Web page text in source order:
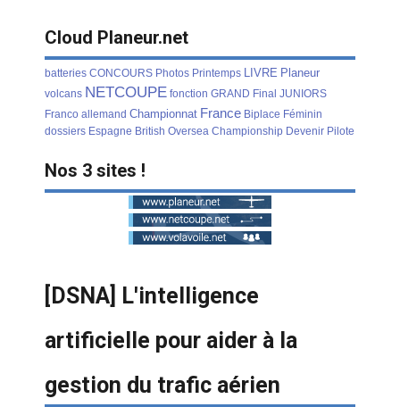
Cloud Planeur.net
batteries CONCOURS Photos Printemps LIVRE Planeur
volcans NETCOUPE fonction GRAND Final JUNIORS
Franco allemand Championnat France Biplace Féminin
dossiers Espagne British Oversea Championship Devenir Pilote
Nos 3 sites !
[DSNA] L'intelligence
artificielle pour aider à la
gestion du trafic aérien